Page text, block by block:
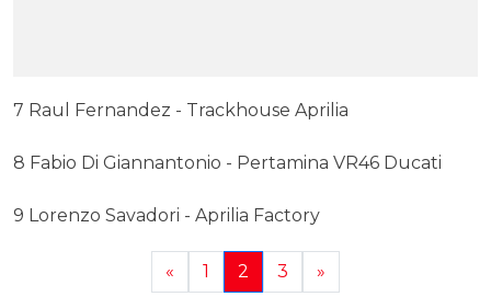
7 Raul Fernandez - Trackhouse Aprilia
8 Fabio Di Giannantonio - Pertamina VR46 Ducati
9 Lorenzo Savadori - Aprilia Factory
« 1 2 3 »